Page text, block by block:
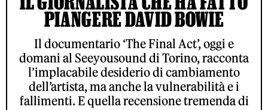
PIANGERE DAVID BOWIE
Il documentario ‘The Final Act’, oggi e
domani al Seeyousound di Torino, racconta
l’implacabile desiderio di cambiamento
dell’artista, ma anche la vulnerabilità e i
fallimenti. E quella recensione tremenda di